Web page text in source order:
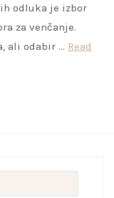
odluka je izbor
za venčanje.
ali odabir … Read